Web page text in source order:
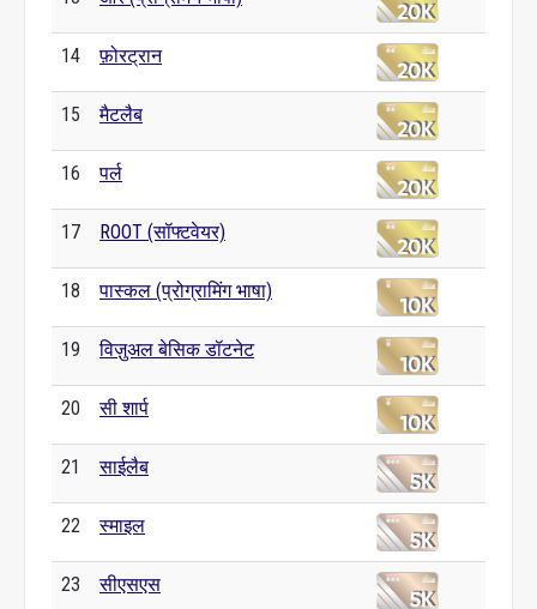
14 फ़ोरट्रान
15 मैटलैब
16 पर्ल
17 ROOT (सॉफ्टवेयर)
18 पास्कल (प्रोग्रामिंग भाषा)
19 विज़ुअल बेसिक डॉटनेट
20 सी शार्प
21 साईलैब
22 स्माइल
23 सीएसएस